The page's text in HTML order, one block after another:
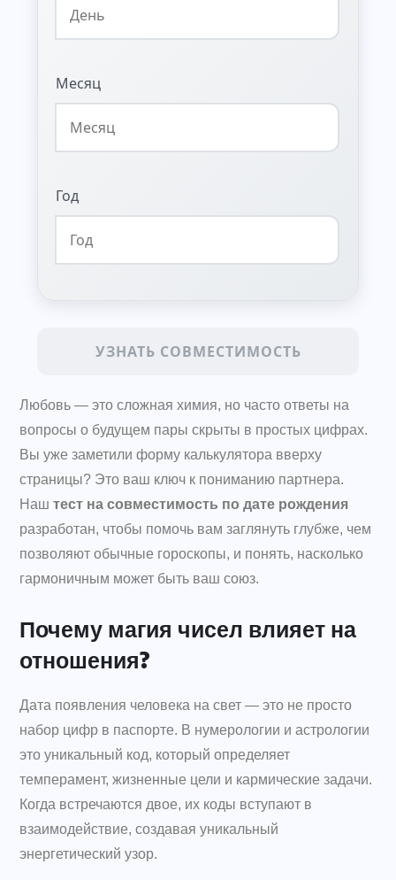
Месяц
Год
УЗНАТЬ СОВМЕСТИМОСТЬ
Любовь — это сложная химия, но часто ответы на
вопросы о будущем пары скрыты в простых цифрах.
Вы уже заметили форму калькулятора вверху
страницы? Это ваш ключ к пониманию партнера.
Наш тест на совместимость по дате рождения
разработан, чтобы помочь вам заглянуть глубже, чем
позволяют обычные гороскопы, и понять, насколько
гармоничным может быть ваш союз.
Почему магия чисел влияет на
отношения?
Дата появления человека на свет — это не просто
набор цифр в паспорте. В нумерологии и астрологии
это уникальный код, который определяет
темперамент, жизненные цели и кармические задачи.
Когда встречаются двое, их коды вступают в
взаимодействие, создавая уникальный
энергетический узор.